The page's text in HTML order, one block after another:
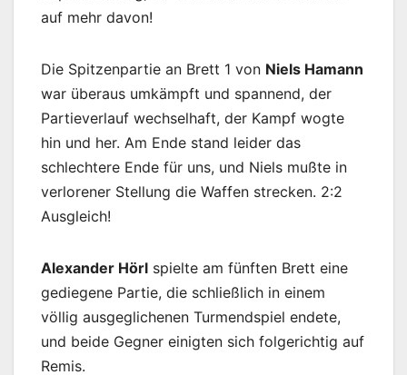
auf mehr davon!
Die Spitzenpartie an Brett 1 von Niels Hamann
war überaus umkämpft und spannend, der
Partieverlauf wechselhaft, der Kampf wogte
hin und her. Am Ende stand leider das
schlechtere Ende für uns, und Niels mußte in
verlorener Stellung die Waffen strecken. 2:2
Ausgleich!
Alexander Hörl spielte am fünften Brett eine
gediegene Partie, die schließlich in einem
völlig ausgeglichenen Turmendspiel endete,
und beide Gegner einigten sich folgerichtig auf
Remis.